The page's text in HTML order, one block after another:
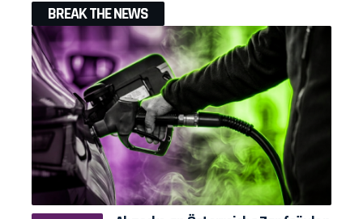
BREAK THE NEWS